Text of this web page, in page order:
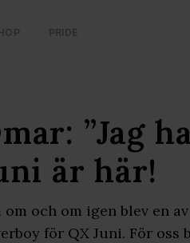
PRIDE
”Jag
är här!
om och om igen blev en
för QX Juni. För